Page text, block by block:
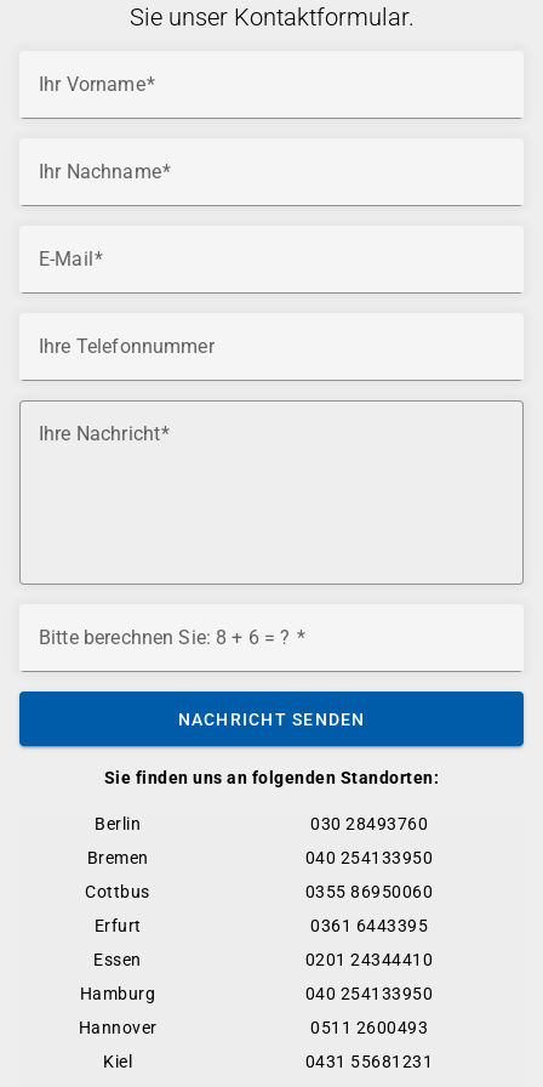
Sie finden uns an folgenden Standorten:
Berlin
030 28493760
Bremen
040 254133950
Cottbus
0355 86950060
Erfurt
0361 6443395
Essen
0201 24344410
Hamburg
040 254133950
Hannover
0511 2600493
Kiel
0431 55681231
Sie unser Kontaktformular.
Ihr Vorname
Ihr Nachname
E-Mail
Ihre Telefonnummer
Ihre Nachricht
Bitte berechnen Sie: 8 + 6 = ?
NACHRICHT SENDEN